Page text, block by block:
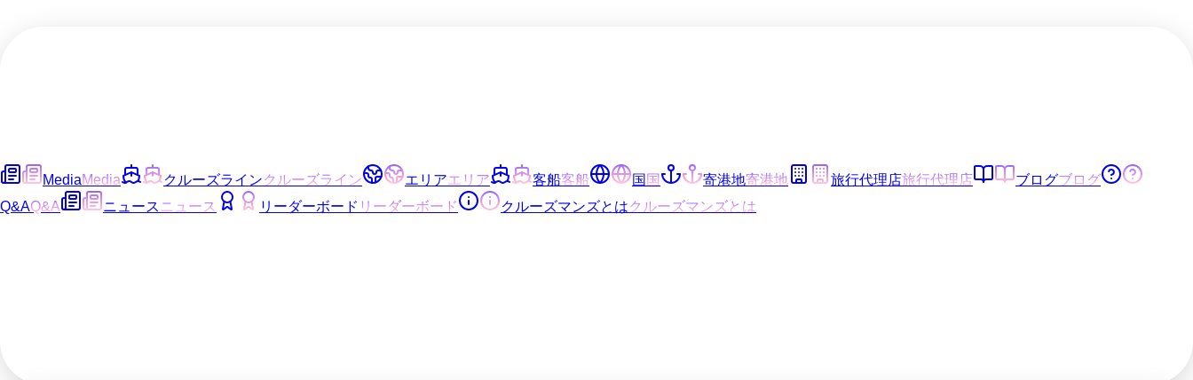
MediaMedia クルーズラインクルーズライン エリアエリア 客船客船 国国 寄港地寄港地 旅行代理店旅行代理店 ブログブログ
Q&AQ&A ニュース ニュース リーダーボード リーダーボード クルーズマンズとはクルーズマンズとは